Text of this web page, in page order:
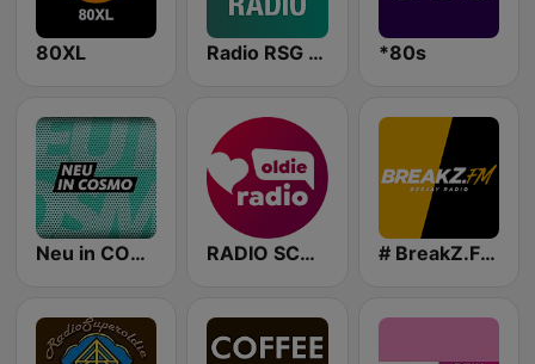
80XL Radio RSG Oldie *80s
Neu in COSMO RADIO SCHWABEN OLDIE RADIO # BreakZ.FM - DJ Radio